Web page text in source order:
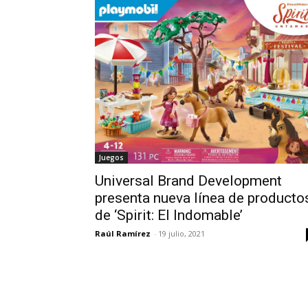
Juegos
Universal Brand Development
presenta nueva línea de
de ‘Spirit: El Indomable’
Raúl Ramírez - 19 julio, 2021